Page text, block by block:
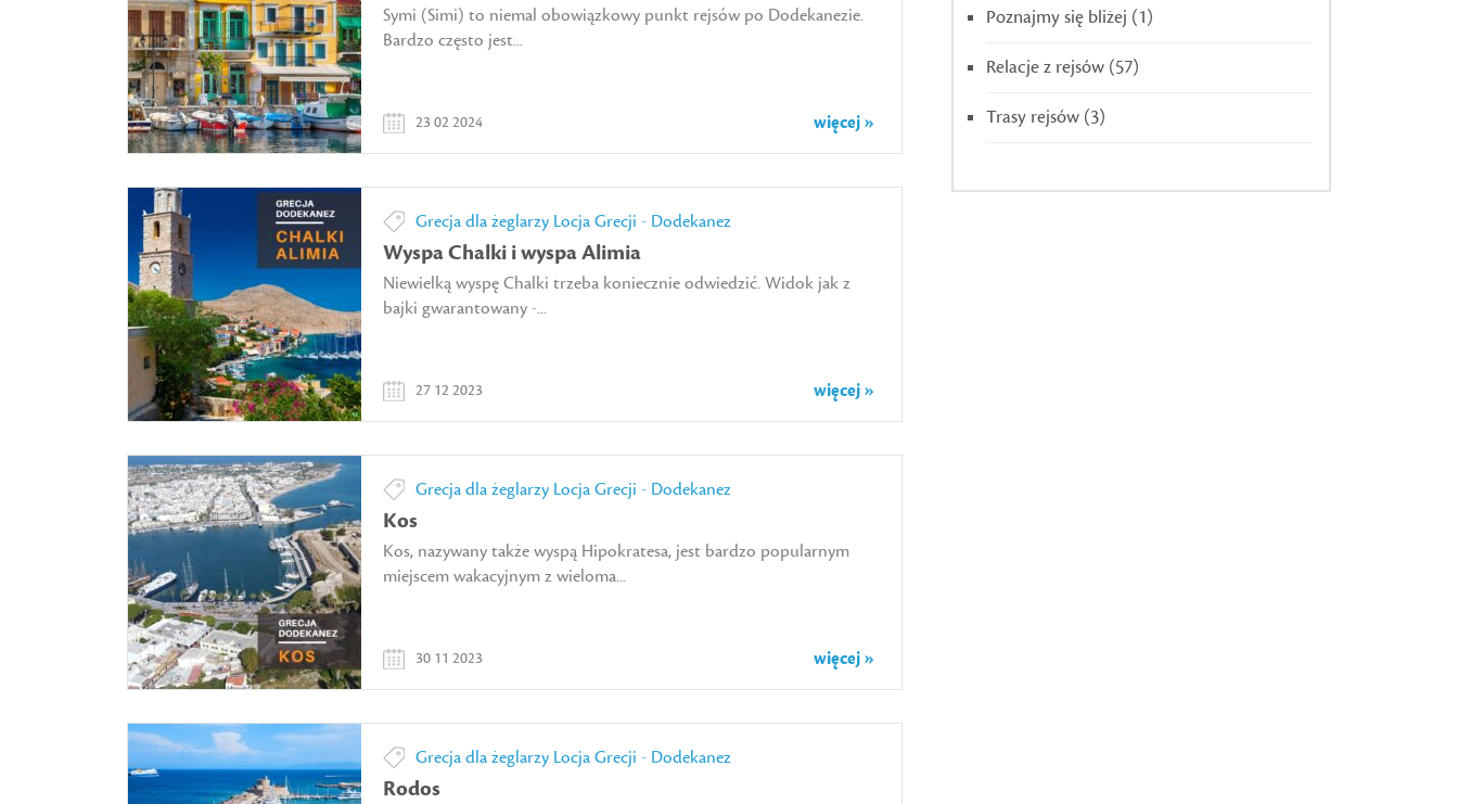
Symi (Simi) to niemal obowiązkowy punkt rejsów po Dodekanezie.
Bardzo często jest...
więcej »
23 02 2024
Grecja dla żeglarzy Locja Grecji - Dodekanez
Wyspa Chalki i wyspa Alimia
Niewielką wyspę Chalki trzeba koniecznie odwiedzić. Widok jak z
bajki gwarantowany -...
więcej »
27 12 2023
Grecja dla żeglarzy Locja Grecji - Dodekanez
Kos
Kos, nazywany także wyspą Hipokratesa, jest bardzo popularnym
miejscem wakacyjnym z wieloma...
więcej »
30 11 2023
Grecja dla żeglarzy Locja Grecji - Dodekanez
Rodos
Poznajmy się bliżej (1)
Relacje z rejsów (57)
Trasy rejsów (3)